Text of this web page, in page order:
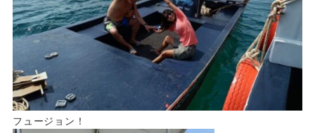
フュージョン！